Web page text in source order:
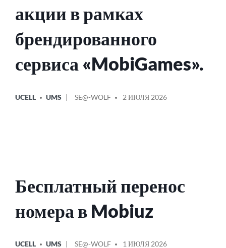
акции в рамках
брендированного
сервиса «MobiGames».
В
UCELL UMS
ОТ
SE@-WOLF 2 ИЮЛЯ 2026
Бесплатный перенос
номера в Mobiuz
UCELL UMS SE@-WOLF 1 ИЮЛЯ 2026